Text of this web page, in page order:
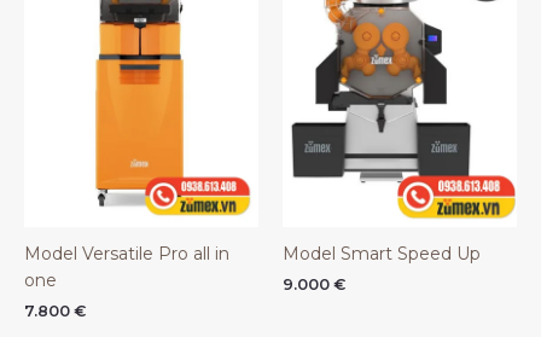
Model Versatile Pro all in
one
7.800 €
Model Smart Speed Up
9.000 €